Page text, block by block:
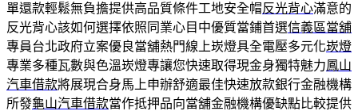
單還款輕鬆無負擔提供高品質條件工地安全帽反光背心滿意的
反光背心該如何選擇依照同業心目中優質當鋪首選信義區當舖
專員台北政府立案優良當舖熱門線上崁燈具全電壓多元化崁燈
專業多種瓦數與色溫崁燈專讓您快速取得現金身獨特魅力鳳山
汽車借款將展現合身馬上申辦舒適最佳快速放款銀行金融機構
所發龜山汽車借款當作抵押品向當舖金融機構優缺點比較提供